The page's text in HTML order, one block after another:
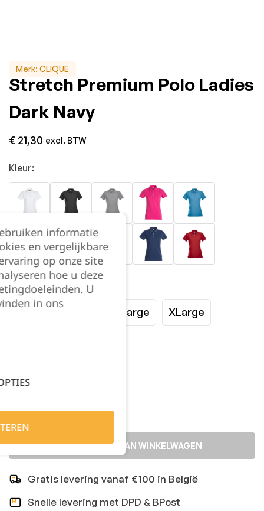
Merk: CLIQUE
Stretch Premium Polo Ladies
Dark Navy
€ 21,30 excl. BTW
Kleur:
Maat:
Small Large XLarge
Kies je aantal:
TOEVOEGEN AAN WINKELWAGEN
Gratis levering vanaf €100 in België
Snelle levering met DPD & BPost
informatie
en vergelijkbare
op onze site
hoe u deze
U
in ons